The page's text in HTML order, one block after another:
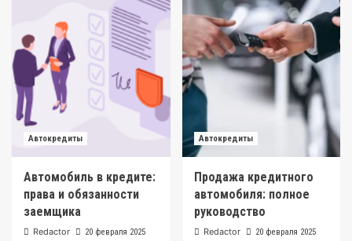
Автокредиты
Автомобиль в кредите:
права и обязанности
заемщика
Redactor 20 февраля 2025
Автокредиты
Продажа кредитного
автомобиля: полное
руководство
Redactor 20 февраля 2025